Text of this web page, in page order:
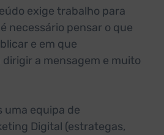
exige trabalho para
necessário pensar o que
e em que
a mensagem e muito
uma equipa de
Digital (estrategas,